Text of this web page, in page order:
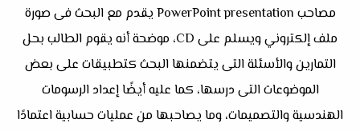
مصاحب PowerPoint presentation يقدم مع البحث فى صورة
ملف إلكتروني ويسلم على CD، موضحة أنه يقوم الطالب بحل
التمارين والأسئلة التى يتضمنها البحث كتطبيقات على بعض
الموضوعات التى درسها، كما عليه أيضًا إعداد الرسومات
الهندسية والتصميمات، وما يصاحبها من عمليات حسابية اعتمادًا